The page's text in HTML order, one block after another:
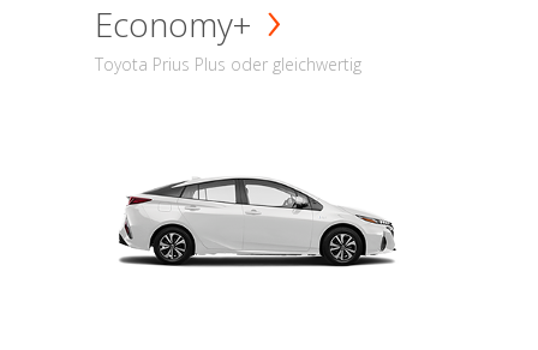
Economy+
Toyota Prius Plus oder gleichwertig